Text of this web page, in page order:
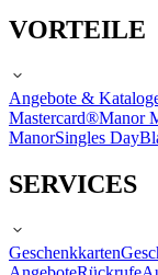
VORTEILE
Angebote &
Mastercard®Manor
ManorSingles Day
SERVICES
Geschenkkarten